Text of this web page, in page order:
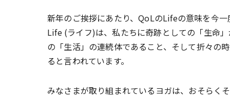
新年のご挨拶にあたり、QoLのLifeの意味を今一
Life (ライフ)は、私たちに奇跡としての「生命
の「生活」の連続体であること、そして折々の
ると言われています。
みなさまが取り組まれているヨガは、おそらく